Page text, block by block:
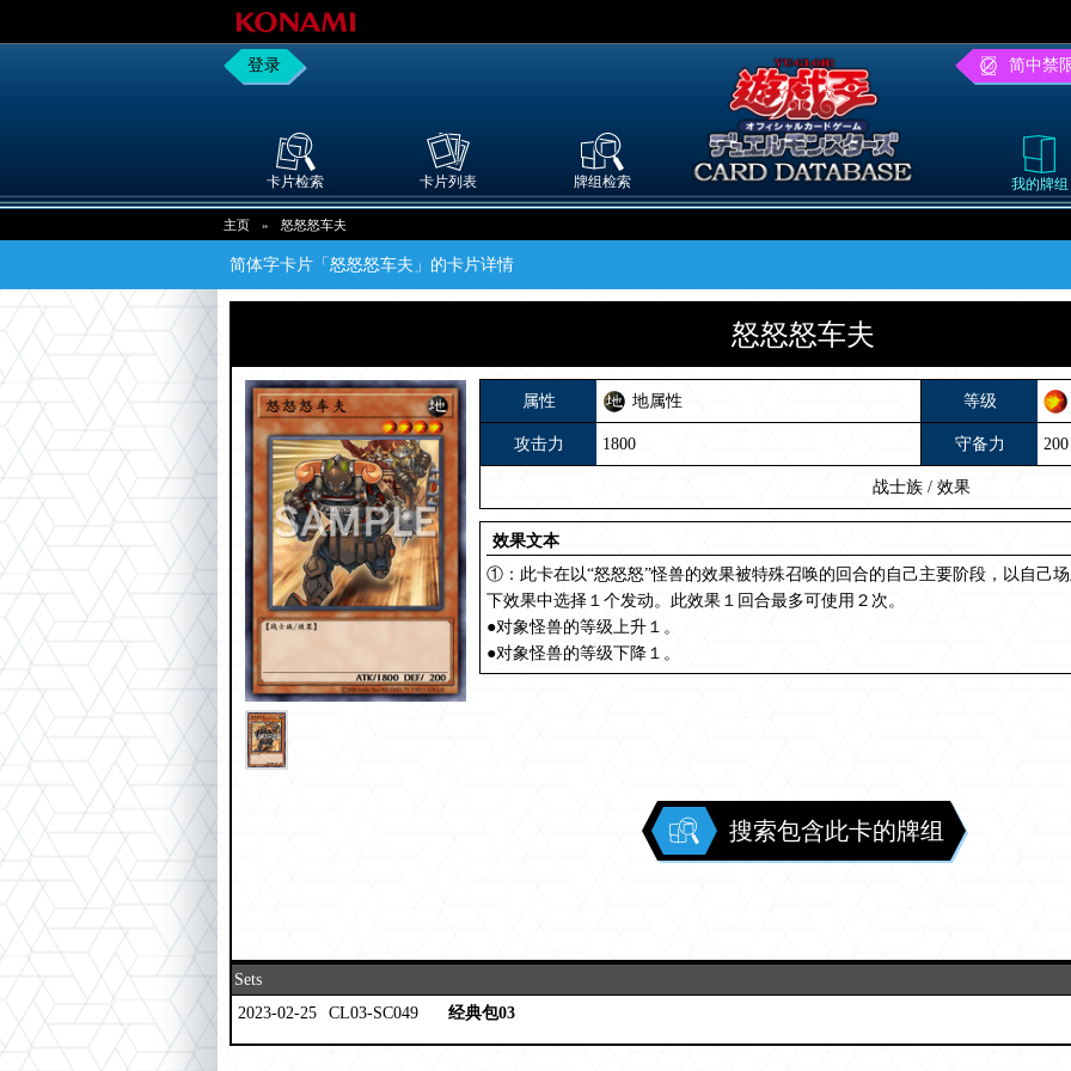
登录 简中禁
卡片检索 卡片列表 牌组检索 我的牌组
主页 » 怒怒怒车夫
简体字卡片「怒怒怒车夫」的卡片详情
怒怒怒车夫
属性 地属性 等级
攻击力 1800 守备力 200
战士族 / 效果
效果文本
①：此卡在以“怒怒怒”怪兽的效果被特殊召唤的回合的自己主要阶段，以自己
下效果中选择１个发动。此效果１回合最多可使用２次。
●对象怪兽的等级上升１。
●对象怪兽的等级下降１。
搜索包含此卡的牌组
Sets
2023-02-25
CL03-SC049 经典包03